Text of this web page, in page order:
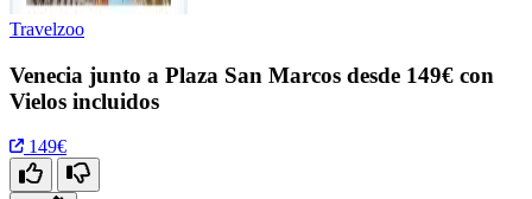
Travelzoo
Venecia junto a Plaza San Marcos desde 149€ con
Vielos incluidos
149€